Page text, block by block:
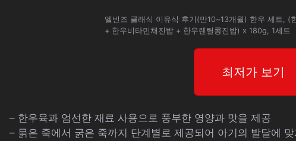
엘빈즈 클래식 이유식 후기(만10~13개월) 한우 세트, (
+ 한우비타민채진밥 + 한우렌틸콩진밥) x 180g, 1세트
최저가 보기
– 한우육과 엄선한 재료 사용으로 풍부한 영양과 맛을 제공
– 묽은 죽에서 굵은 죽까지 단계별로 제공되어 아기의 발달에